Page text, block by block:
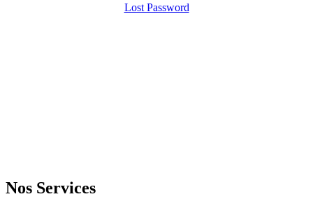
Lost Password
Nos Services